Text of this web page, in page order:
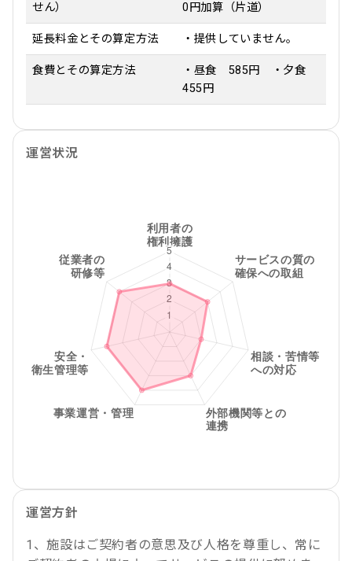
せん）
0円加算（片道）
延長料金とその算定方法 ・提供していません。
食費とその算定方法
・昼食 585円 ・夕食
455円
運営状況
運営方針
1、施設はご契約者の意思及び人格を尊重し、常に